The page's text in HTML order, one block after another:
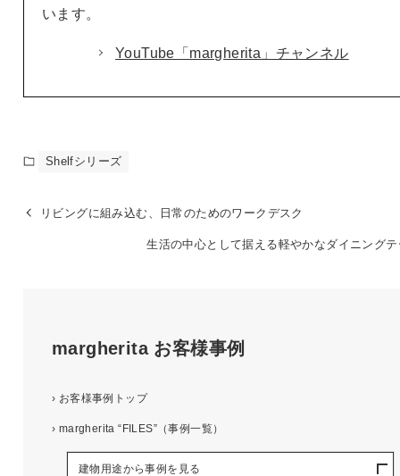
います。
YouTube「margherita」チャンネル
Shelfシリーズ
リビングに組み込む、日常のためのワークデスク
生活の中心として据える軽やかなダイニング
margherita お客様事例
› お客様事例トップ
› margherita “FILES”（事例一覧）
建物用途から事例を見る